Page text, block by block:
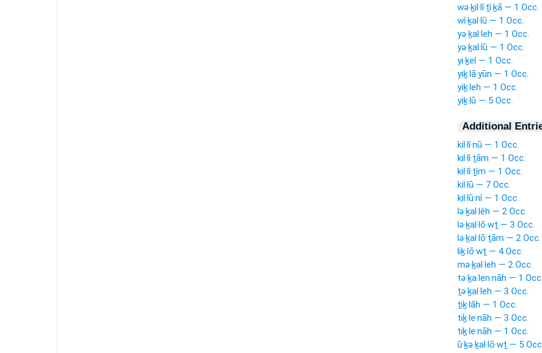
wə·ḵil·lî·ṯî·ḵā — 1 Occ.
wî·ḵal·lū — 1 Occ.
yə·ḵal·leh — 1 Occ.
yə·ḵal·lū — 1 Occ.
yi·ḵel — 1 Occ.
yiḵ·lā·yūn — 1 Occ.
yiḵ·leh — 1 Occ.
yiḵ·lū — 5 Occ.
Additional
kil·lî·nū — 1 Occ.
kil·lî·ṯām — 1 Occ.
kil·lî·ṯîm — 1 Occ.
kil·lū — 7 Occ.
kil·lū·nî — 1 Occ.
lə·ḵal·lêh — 2 Occ.
lə·ḵal·lō·wṯ — 3 Occ.
lə·ḵal·lō·ṯām — 2 Occ.
liḵ·lō·wṯ — 4 Occ.
mə·ḵal·leh — 2 Occ.
tə·ḵa·len·nāh — 1
ṯə·ḵal·leh — 3 Occ.
ṯiḵ·lāh — 1 Occ.
tiḵ·le·nāh — 3 Occ.
tiḵ·le·nāh — 1 Occ.
ū·ḵə·ḵal·lō·wṯ — 5